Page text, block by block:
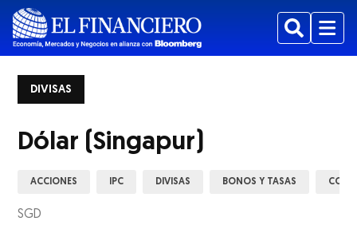
BuscarMenu
DIVISAS
Dólar (Singapur)
ACCIONES IPC DIVISAS BONOS Y TASAS
SGD